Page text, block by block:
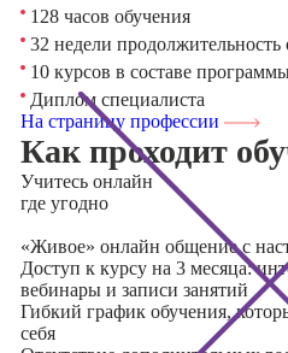
128 часов обучения
32 недели продолжительность
10 курсов в составе
Диплом специалиста
На страницу профессии
Как проходит
Учитесь онлайн
где угодно
«Живое» онлайн общение с
Доступ к курсу на 3 месяца:
вебинары и записи занятий
Гибкий график обучения,
себя